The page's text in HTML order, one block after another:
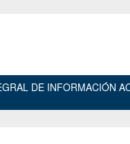
DE INFORMACIÓN